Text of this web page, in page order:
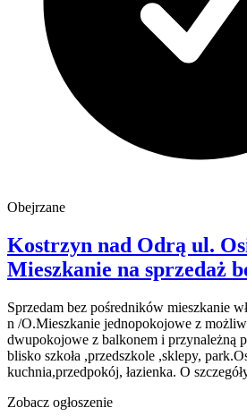
Obejrzane
Kostrzyn nad Odrą ul.
Mieszkanie na sprzedaż
Sprzedam bez pośredników mieszkanie
n /O.Mieszkanie jednopokojowe z
dwupokojowe z balkonem i przynależną
blisko szkoła ,przedszkole ,sklepy,
kuchnia,przedpokój, łazienka. O
Zobacz ogłoszenie